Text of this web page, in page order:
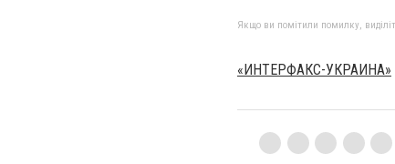
Якщо ви помітили помилку,
«ИНТЕРФАКС-УКРАИНА»